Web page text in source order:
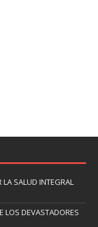
LA SALUD INTEGRAL
LOS DEVASTADORES